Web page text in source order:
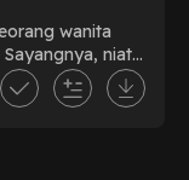
wanita
niat
mendapat
Setelah